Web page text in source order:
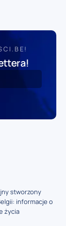
stworzony
informacje o
życia